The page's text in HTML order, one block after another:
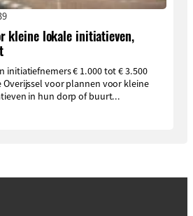
kleine lokale initiatieven,
initiatiefnemers € 1.000 tot € 3.500
Overijssel voor plannen voor kleine
in hun dorp of buurt...